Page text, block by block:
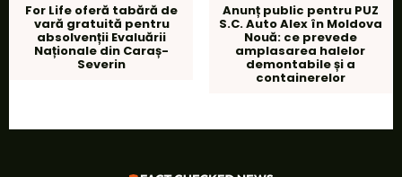
For Life oferă tabără de
vară gratuită pentru
absolvenții Evaluării
Naționale din Caraș-
Severin
Anunț public pentru PUZ
S.C. Auto Alex în Moldova
Nouă: ce prevede
amplasarea halelor
demontabile și a
containerelor